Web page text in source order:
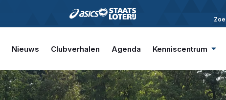
Nieuws Clubverhalen Agenda Kenniscentrum